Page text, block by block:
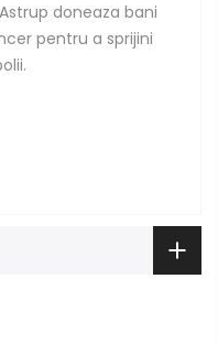
doneaza bani
pentru a sprijini